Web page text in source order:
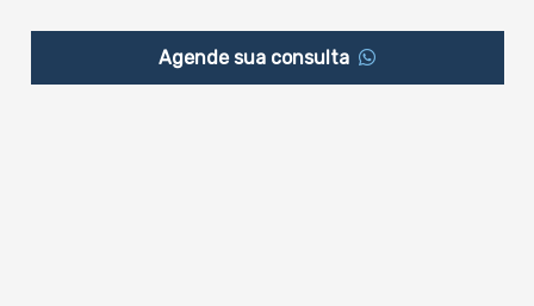
Agende sua consulta